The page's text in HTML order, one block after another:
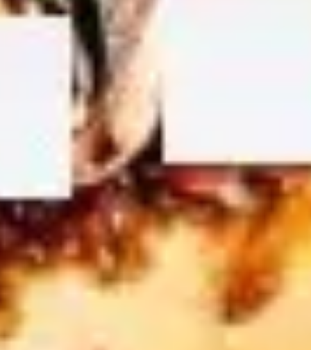
Présentation et diapositives